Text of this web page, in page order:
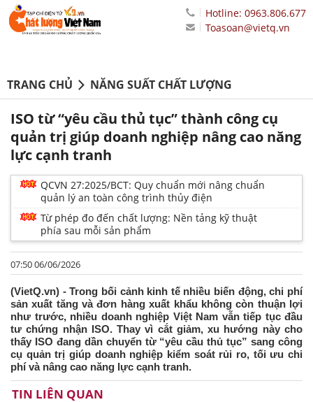
Hotline: 0963.806.677
Toasoan@vietq.vn
TRANG CHỦ NĂNG SUẤT CHẤT LƯỢNG
ISO từ “yêu cầu thủ tục” thành công cụ
quản trị giúp doanh nghiệp nâng cao năng
lực cạnh tranh
QCVN 27:2025/BCT: Quy chuẩn mới nâng chuẩn
quản lý an toàn công trình thủy điện
Từ phép đo đến chất lượng: Nền tảng kỹ thuật
phía sau mỗi sản phẩm
07:50 06/06/2026
(VietQ.vn) - Trong bối cảnh kinh tế nhiều biến động, chi phí
sản xuất tăng và đơn hàng xuất khẩu không còn thuận lợi
như trước, nhiều doanh nghiệp Việt Nam vẫn tiếp tục đầu
tư chứng nhận ISO. Thay vì cắt giảm, xu hướng này cho
thấy ISO đang dần chuyển từ “yêu cầu thủ tục” sang công
cụ quản trị giúp doanh nghiệp kiểm soát rủi ro, tối ưu chi
phí và nâng cao năng lực cạnh tranh.
TIN LIÊN QUAN